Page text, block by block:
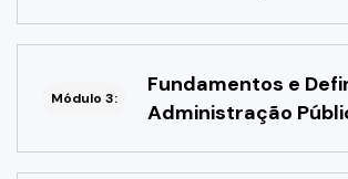
Módulo 3:
Fundamentos e
Administração